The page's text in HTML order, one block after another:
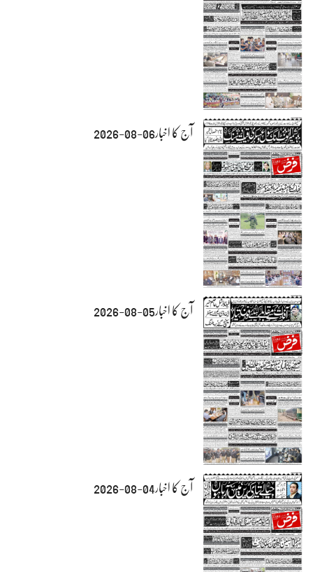
آج کا اخبار06-08-2026
آج کا اخبار05-08-2026
آج کا اخبار04-08-2026